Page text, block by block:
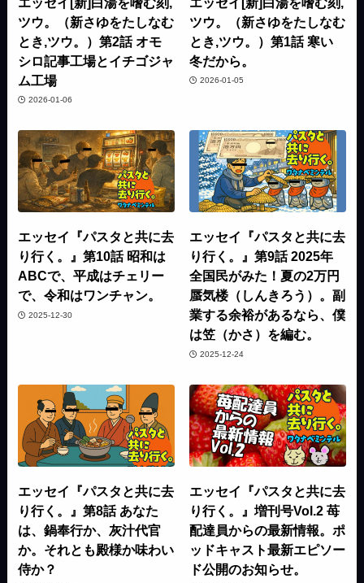
ツウ。（新さゆをたしなむ
とき,ツウ。）第2話 オモ
シロ記事工場とイチゴジャ
ム工場
2026-01-06
ツウ。（新さゆをたしなむ
とき,ツウ。）第1話 寒い
冬だから。
2026-01-05
エッセイ『パスタと共に去
り行く。』第10話 昭和は
ABCで、平成はチェリー
で、令和はワンチャン。
2025-12-30
エッセイ『パスタと共に去
り行く。』第9話 2025年
全国民がみた！夏の2万円
蜃気楼（しんきろう）。副
業する余裕があるなら、僕
は笠（かさ）を編む。
2025-12-24
エッセイ『パスタと共に去
り行く。』第8話 あなた
は、鍋奉行か、灰汁代官
か。それとも殿様か味わい
侍か？
エッセイ『パスタと共に去
り行く。』増刊号Vol.2 苺
配達員からの最新情報。ポ
ッドキャスト最新エピソー
ド公開のお知らせ。